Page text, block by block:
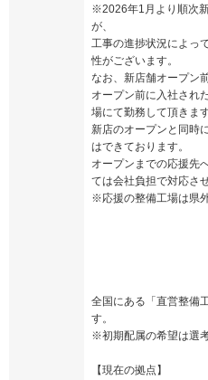
※2026年1月より順次
が、
工事の進捗状況によっ
性がございます。
なお、新店舗オープン
オープン前に入社され
場にて勤務して頂きます
新店のオープンと同時
はできております。
オープンまでの応援先
ては会社負担で対応さ
※応援の整備工場は県
全国にある「直営整備
す。
※初期配属の希望は選
【現在の拠点】